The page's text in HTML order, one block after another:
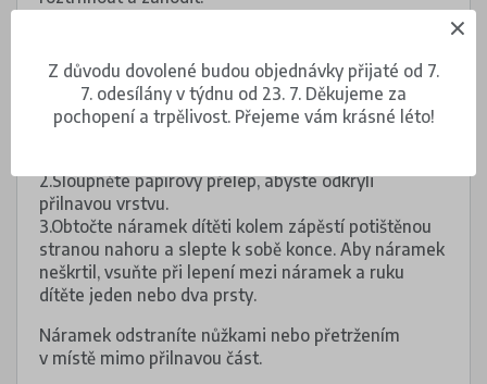
Pokyny
2.Sloupněte papírový přelep, abyste odkryli
přilnavou vrstvu.
3.Obtočte náramek dítěti kolem zápěstí potištěnou
stranou nahoru a slepte k sobě konce. Aby náramek
neškrtil, vsuňte při lepení mezi náramek a ruku
dítěte jeden nebo dva prsty.
Náramek odstraníte nůžkami nebo přetržením
v místě mimo přilnavou část.
Z důvodu dovolené budou objednávky přijaté od 7.
7. odesílány v týdnu od 23. 7. Děkujeme za
pochopení a trpělivost. Přejeme vám krásné léto!